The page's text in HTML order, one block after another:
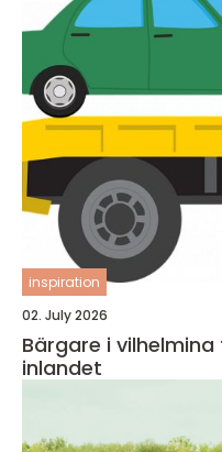
inspiration
02. July 2026
Bärgare i vilhelmina trygg hjälp på vägarna i
inlandet